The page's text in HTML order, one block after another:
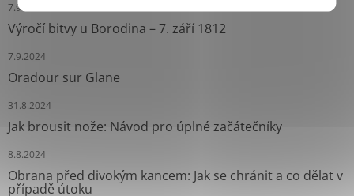
7.9.2024
Výročí bitvy u Borodina – 7. září 1812
7.9.2024
Oradour sur Glane
31.8.2024
Jak brousit nože: Návod pro úplné začátečníky
8.8.2024
Obrana před divokým kancem: Jak se chránit a co dělat v
případě útoku